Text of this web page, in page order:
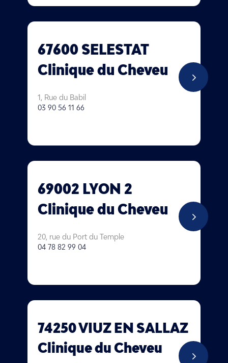
5
67600 SELESTAT
Clinique du Cheveu
1, Rue du Babil
03 90 56 11 66
5
69002 LYON 2
Clinique du Cheveu
20, rue du Port du Temple
04 78 82 99 04
5
74250 VIUZ EN SALLAZ
Clinique du Cheveu